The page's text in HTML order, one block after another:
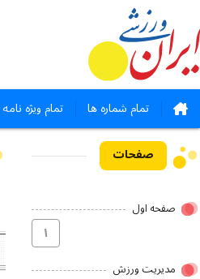
تمام شماره ها تمام ویژه
صفحات
صفحه اول
۱
مدیریت ورزش